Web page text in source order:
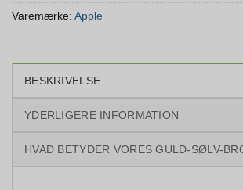
Varemærke: Apple
BESKRIVELSE
YDERLIGERE INFORMATION
HVAD BETYDER VORES GULD-SØLV-